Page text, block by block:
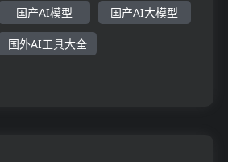
国产AI模型 国产AI大模型
国外AI工具大全